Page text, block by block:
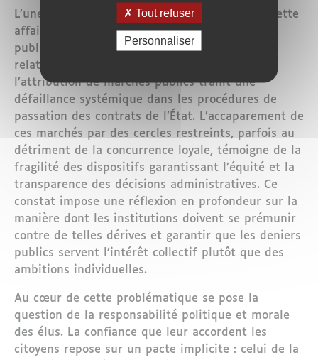
L’une des révélations les plus troublantes de cette
affaire réside dans la collusion entre sphère
publique et intérêts privés. Le fait que des
relations personnelles puissent influencer
l’attribution de marchés publics trahit une
défaillance systémique dans les procédures de
passation des contrats de l’État. L’accaparement de
ces marchés par des cercles restreints, parfois au
détriment de la concurrence loyale, témoigne de la
fragilité des dispositifs garantissant l’équité et la
transparence des décisions administratives. Ce
constat impose une réflexion en profondeur sur la
manière dont les institutions doivent se prémunir
contre de telles dérives et garantir que les deniers
publics servent l’intérêt collectif plutôt que des
ambitions individuelles.
Au cœur de cette problématique se pose la
question de la responsabilité politique et morale
des élus. La confiance que leur accordent les
citoyens repose sur un pacte implicite : celui de la
Tout refuser
Personnaliser